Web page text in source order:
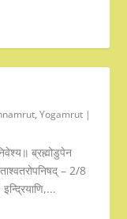
,Yogamrut |
ब्रह्मोडुपेन
– 2/8